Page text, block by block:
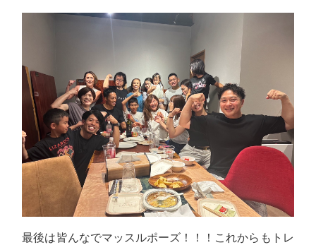
最後は皆んなでマッスルポーズ！！！これからもトレ